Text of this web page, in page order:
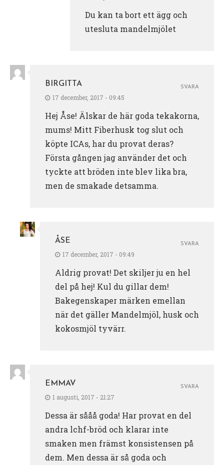
Du kan ta bort ett ägg och
utesluta mandelmjölet
BIRGITTA
17 december, 2017 - 09:45
Hej Åse! Älskar de här goda tekakorna,
mums! Mitt Fiberhusk tog slut och
köpte ICAs, har du provat deras?
Första gången jag använder det och
tyckte att bröden inte blev lika bra,
men de smakade detsamma.
SVARA
ÅSE
17 december, 2017 - 09:49
Aldrig provat! Det skiljer ju en hel
del på hej! Kul du gillar dem!
Bakegenskaper märken emellan
när det gäller Mandelmjöl, husk och
kokosmjöl tyvärr.
SVARA
EMMAV
1 augusti, 2017 - 21:27
Dessa är sååå goda! Har provat en del
andra lchf-bröd och klarar inte
smaken men främst konsistensen på
dem. Men dessa är så goda och
SVARA